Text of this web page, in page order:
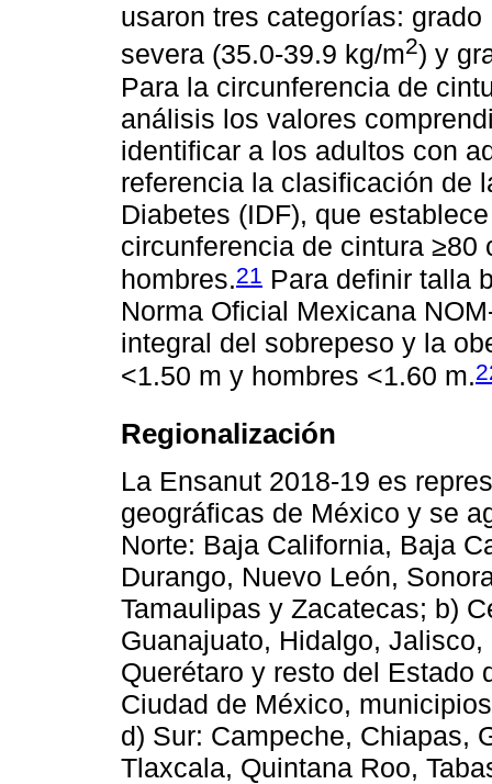
usaron tres categorías:
severa (35.0-39.9 kg/m2) y
Para la circunferencia de
análisis los valores
identificar a los adultos con
referencia la clasificación de
Diabetes (IDF), que
circunferencia de cintura
hombres.21 Para definir talla
Norma Oficial Mexicana
integral del sobrepeso y la
<1.50 m y hombres <1.60 m.
Regionalización
La Ensanut 2018-19 es
geográficas de México y se
Norte: Baja California, Baja
Durango, Nuevo León,
Tamaulipas y Zacatecas; b)
Guanajuato, Hidalgo,
Querétaro y resto del Estado
Ciudad de México,
d) Sur: Campeche, Chiapas,
Tlaxcala, Quintana Roo,